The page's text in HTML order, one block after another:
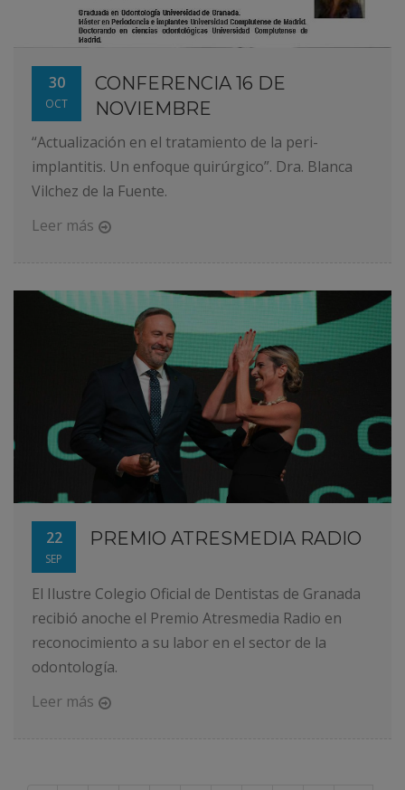
30
OCT
CONFERENCIA 16 DE
NOVIEMBRE
“Actualización en el tratamiento de la peri-
implantitis. Un enfoque quirúrgico”. Dra. Blanca
Vilchez de la Fuente.
Leer más
22
SEP
PREMIO ATRESMEDIA RADIO
El Ilustre Colegio Oficial de Dentistas de Granada
recibió anoche el Premio Atresmedia Radio en
reconocimiento a su labor en el sector de la
odontología.
Leer más